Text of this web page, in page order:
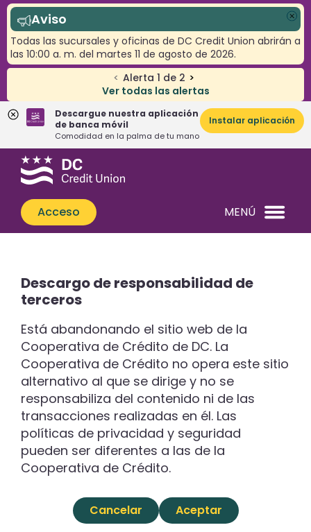
< Alerta 1 de 2 >
Ver todas las alertas
Aviso
Todas las sucursales y oficinas de DC Credit Union abrirán a
las 10:00 a. m. del martes 11 de agosto de 2026.
Descargue nuestra aplicación
de banca móvil
Comodidad en la palma de tu mano
Instalar aplicación
Saltar
Saltar
sesión
web
¿Qué
podemos
ayudarle
a
Acceso MENÚ
Descargo de responsabilidad de
terceros
Está abandonando el sitio web de la
Cooperativa de Crédito de DC. La
Cooperativa de Crédito no opera este sitio
alternativo al que se dirige y no se
responsabiliza del contenido ni de las
transacciones realizadas en él. Las
políticas de privacidad y seguridad
pueden ser diferentes a las de la
Cooperativa de Crédito.
Cancelar Aceptar